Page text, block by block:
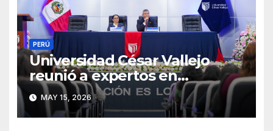
PERÚ
Universidad César Vallejo
reunió a expertos en
psicología forense y
prevención de la violencia en
seminario internacional
MAY 15, 2026